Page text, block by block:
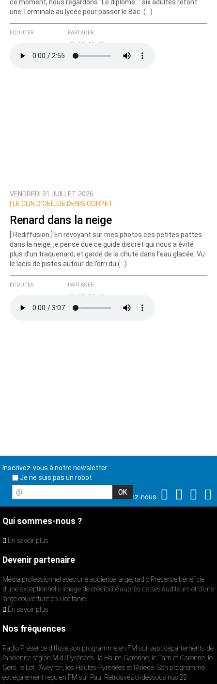
ce moment, nous regardons "Le diplôme" : six adultes refont
une Terminale au lycée pour passer le Bac. (…)
ÉCOUTER PARTAGER
VENDREDI 31 JUILLET 2026
LE CLIN D’OEIL DE DENIS CORPET
Renard dans la neige
[ Rediffusion ] En revoyant sur mes photos ces petites pattes
dans la neige, je pense que ce guide discret qui nous a évité
plus d’un traquenard, et gardé de la chute dans l’eau glacée. Vu
le lacis de pistes autour de l’orri du (…)
ÉCOUTER PARTAGER
Inscrivez-vous à notre newsletter
Je ne suis pas un robot
@
Suivez-nous
Qui sommes-nous ?
En savoir plus
Devenir partenaire
Média professionnel avec une audience large, radio Présence bénéficie
d’une exceptionnelle image de crédibilité auprès de ses auditeurs et d’une
large couverture en Occitanie.
En savoir plus
Nos fréquences
Radio Présence diffuse son programme en FM sur sept départements de
l’ancienne région Midi-Pyrénées : la Haute-Garonne, le Tarn et Garonne, le
Gers, le Lot, l’Aveyron, les Hautes-Pyrénées et l’Ariège. Son programme
est également reçu en FM sur Pau. Retrouvez ci-dessous nos 22